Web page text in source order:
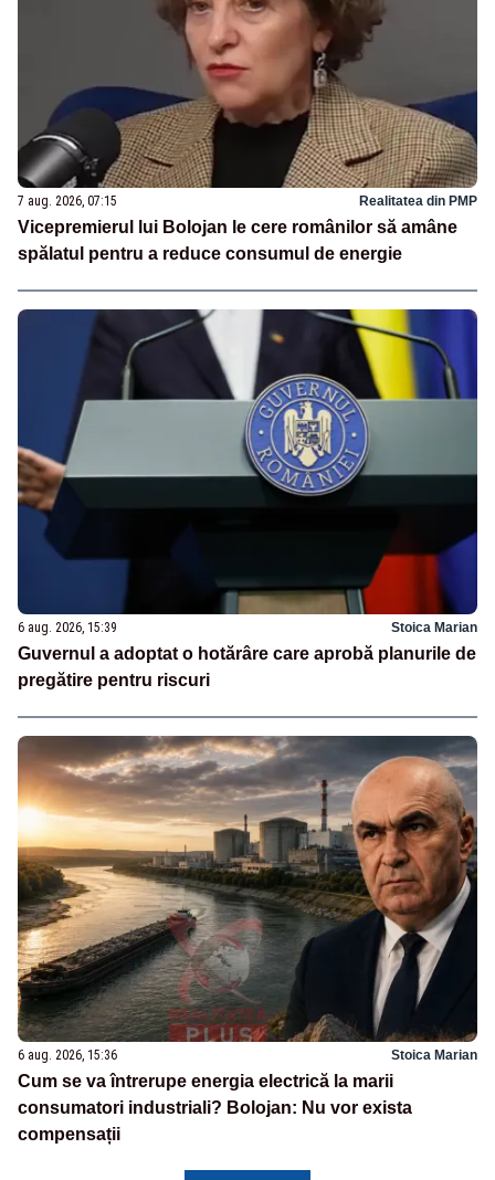
7 aug. 2026, 07:15 Realitatea din PMP
Vicepremierul lui Bolojan le cere românilor să amâne
spălatul pentru a reduce consumul de energie
6 aug. 2026, 15:39 Stoica Marian
Guvernul a adoptat o hotărâre care aprobă planurile de
pregătire pentru riscuri
6 aug. 2026, 15:36 Stoica Marian
Cum se va întrerupe energia electrică la marii
consumatori industriali? Bolojan: Nu vor exista
compensații